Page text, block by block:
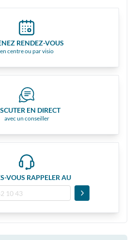
RENDEZ-VOUS
en centre ou par visio
EN DIRECT
avec un conseiller
VOUS RAPPELER AU